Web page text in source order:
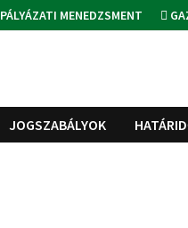
PÁLYÁZATI MENEDZSMENT
JOGSZABÁLYOK